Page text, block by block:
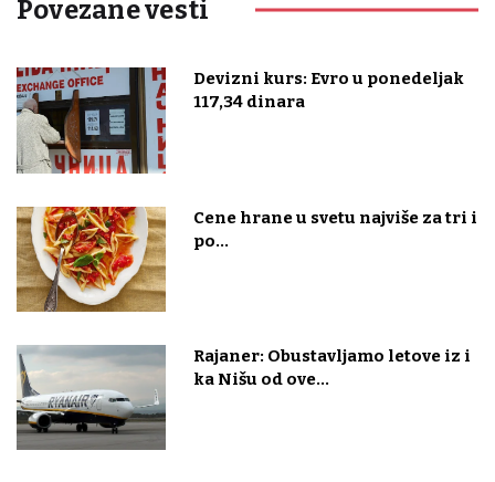
Povezane vesti
Devizni kurs: Evro u ponedeljak
117,34 dinara
Cene hrane u svetu najviše za tri i
po...
Rajaner: Obustavljamo letove iz i
ka Nišu od ove...